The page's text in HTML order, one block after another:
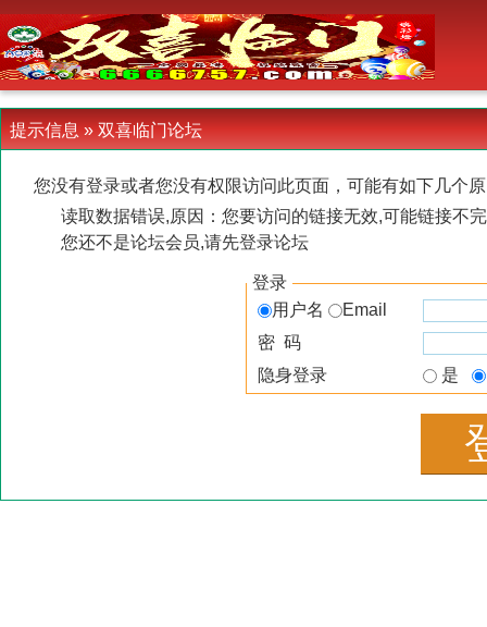
提示信息 » 双喜临门论坛
您没有登录或者您没有权限访问此页面，可能有如下几个
读取数据错误,原因：您要访问的链接无效,可能链接不
您还不是论坛会员,请先登录论坛
登录
用户名
Email
密 码
隐身登录
是